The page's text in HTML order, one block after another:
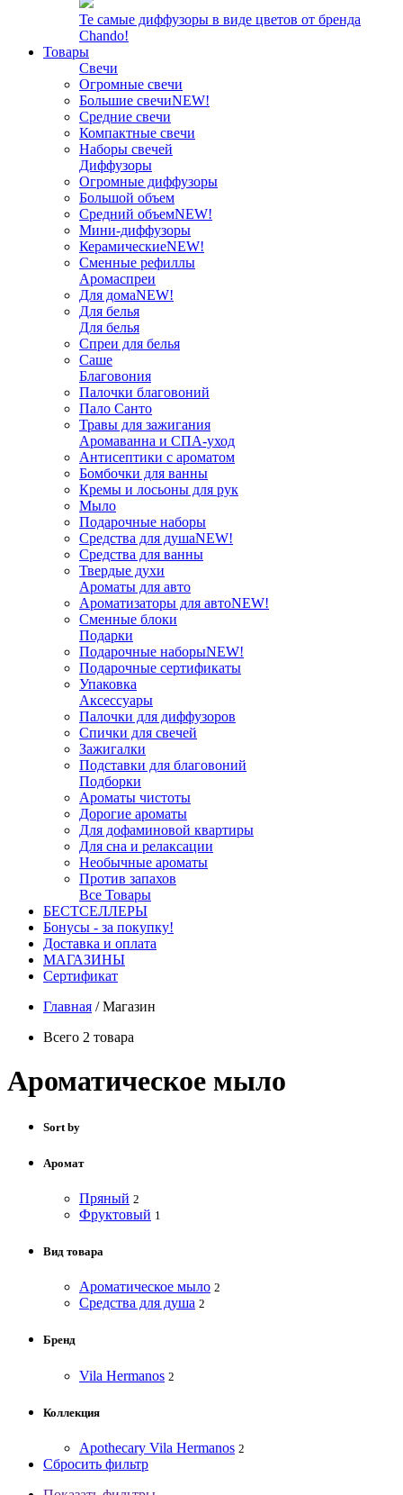
Те самые диффузоры в виде цветов от бренда
Chando!
Товары
Свечи
Огромные свечи
Большие свечиNEW!
Средние свечи
Компактные свечи
Наборы свечей
Диффузоры
Огромные диффузоры
Большой объем
Средний объемNEW!
Мини-диффузоры
КерамическиеNEW!
Сменные рефиллы
Аромаспреи
Для домаNEW!
Для белья
Для белья
Спреи для белья
Саше
Благовония
Палочки благовоний
Пало Санто
Травы для зажигания
Аромаванна и СПА-уход
Антисептики с ароматом
Бомбочки для ванны
Кремы и лосьоны для рук
Мыло
Подарочные наборы
Средства для душаNEW!
Средства для ванны
Твердые духи
Ароматы для авто
Ароматизаторы для автоNEW!
Сменные блоки
Подарки
Подарочные наборыNEW!
Подарочные сертификаты
Упаковка
Аксессуары
Палочки для диффузоров
Спички для свечей
Зажигалки
Подставки для благовоний
Подборки
Ароматы чистоты
Дорогие ароматы
Для дофаминовой квартиры
Для сна и релаксации
Необычные ароматы
Против запахов
Все Товары
БЕСТСЕЛЛЕРЫ
Бонусы - за покупку!
Доставка и оплата
МАГАЗИНЫ
Cертификат
Главная /Магазин
Всего 2 товара
Ароматическое мыло
Sort by
Аромат
Пряный 2
Фруктовый 1
Вид товара
Ароматическое мыло 2
Средства для душа 2
Бренд
Vila Hermanos 2
Коллекция
Apothecary Vila Hermanos 2
Сбросить фильтр